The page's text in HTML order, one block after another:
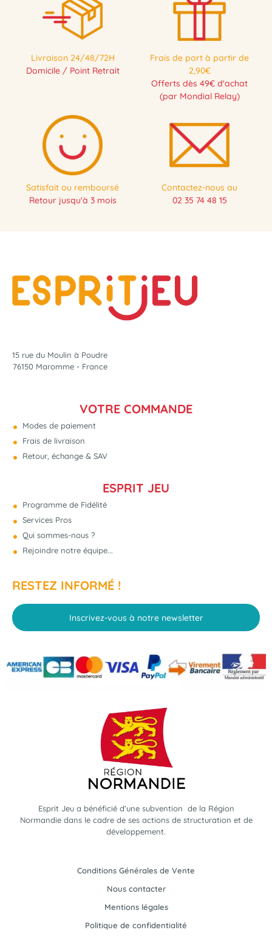
NOUVEAU
Livraison 24/48/72H
Domicile / Point Retrait
Frais de port à partir de
2,90€
Offerts dès 49€ d'achat
(par Mondial Relay)
Satisfait ou remboursé
Retour jusqu'à 3 mois
Contactez-nous au
02 35 74 48 15
15 rue du Moulin à Poudre
76150 Maromme - France
VOTRE COMMANDE
Modes de paiement
Frais de livraison
Retour, échange & SAV
ESPRIT JEU
Programme de Fidélité
Services Pros
Qui sommes-nous ?
Rejoindre notre équipe...
RESTEZ INFORMÉ !
Inscrivez-vous à notre newsletter
Esprit Jeu a bénéficié d'une subvention de la Région
Normandie dans le cadre de ses actions de structuration et de
développement.
Conditions Générales de Vente
Nous contacter
Mentions légales
Politique de confidentialité